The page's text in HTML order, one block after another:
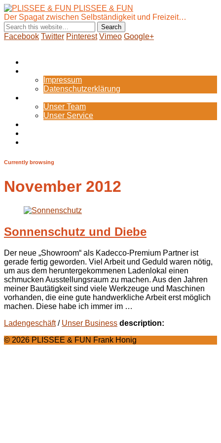
PLISSEE & FUN
Der Spagat zwischen Selbständigkeit und Freizeit…
Facebook Twitter Pinterest Vimeo Google+
Impressum
Datenschutzerklärung
Unser Team
Unser Service
Currently browsing
November 2012
Sonnenschutz und Diebe
Der neue „Showroom“ als Kadecco-Premium Partner ist
gerade fertig geworden. Viel Arbeit und Geduld waren nötig,
um aus dem heruntergekommenen Ladenlokal einen
schmucken Ausstellungsraum zu machen. Aus den Jahren
meiner Bautätigkeit sind viele Werkzeuge und Maschinen
vorhanden, die eine gute handwerkliche Arbeit erst möglich
machen. Diese habe ich immer im …
Ladengeschäft/ Unser Business description:
© 2026 PLISSEE & FUN Frank Honig